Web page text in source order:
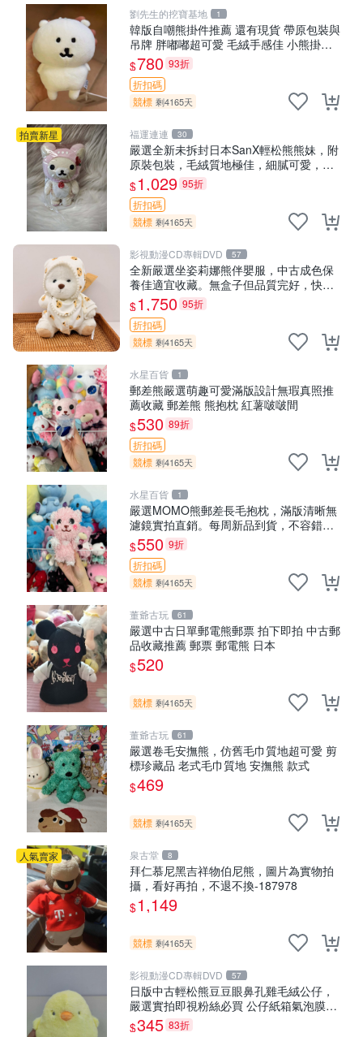
劉先生的挖寶基地 1
韓版自嘲熊掛件推薦 還有現貨 帶原包裝與
吊牌 胖嘟嘟超可愛 毛絨手感佳 小熊掛件
自嘲抱枕 小熊抱枕
$780 93折
折扣碼
競標 剩4165天
拍賣新星 福運連連 30
嚴選全新未拆封日本SanX輕松熊熊妹，附
原裝包裝，毛絨質地極佳，細膩可愛，推
薦收藏兼送禮，適合女性好友或家人，限
量釋出。鬆熊、熊玩偶、收藏品
$1,029 95折
折扣碼
競標 剩4165天
影視動漫CD專輯DVD 57
全新嚴選坐姿莉娜熊伴嬰服，中古成色保
養佳適宜收藏。無盒子但品質完好，快速
出貨。建議入手！ 中古 玩偶 滬漫
$1,750 95折
折扣碼
競標 剩4165天
水星百貨 1
郵差熊嚴選萌趣可愛滿版設計無瑕真照推
薦收藏 郵差熊 熊抱枕 紅薯啵啵間
$530 89折
折扣碼
競標 剩4165天
水星百貨 1
嚴選MOMO熊郵差長毛抱枕，滿版清晰無
濾鏡實拍直銷。每周新品到貨，不容錯
過！ 郵差熊 長毛 抱枕
$550 9折
折扣碼
競標 剩4165天
董爺古玩 61
嚴選中古日單郵電熊郵票 拍下即拍 中古郵
品收藏推薦 郵票 郵電熊 日本
$520
競標 剩4165天
董爺古玩 61
嚴選卷毛安撫熊，仿舊毛巾質地超可愛 剪
標珍藏品 老式毛巾質地 安撫熊 款式
$469
競標 剩4165天
人氣賣家 泉古堂 8
拜仁慕尼黑吉祥物伯尼熊，圖片為實物拍
攝，看好再拍，不退不換-187978
$1,149
競標 剩4165天
影視動漫CD專輯DVD 57
日版中古輕松熊豆豆眼鼻孔雞毛絨公仔，
嚴選實拍即視粉絲必買 公仔紙箱氣泡膜精
心包裝快速發貨 輕松熊 公仔 雞毛絨
$345 83折